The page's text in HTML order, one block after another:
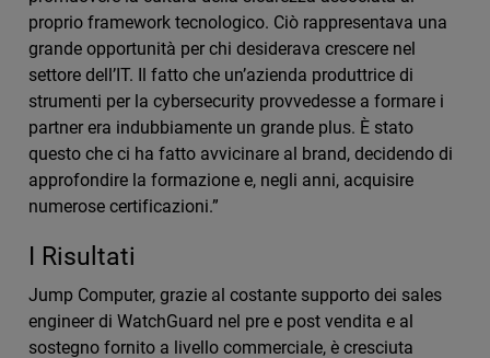
proprio framework tecnologico. Ciò rappresentava una
grande opportunità per chi desiderava crescere nel
settore dell’IT. Il fatto che un’azienda produttrice di
strumenti per la cybersecurity provvedesse a formare i
partner era indubbiamente un grande plus. È stato
questo che ci ha fatto avvicinare al brand, decidendo di
approfondire la formazione e, negli anni, acquisire
numerose certificazioni.”
I Risultati
Jump Computer, grazie al costante supporto dei sales
engineer di WatchGuard nel pre e post vendita e al
sostegno fornito a livello commerciale, è cresciuta